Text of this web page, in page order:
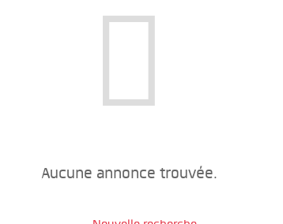
Aucune annonce trouvée.